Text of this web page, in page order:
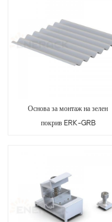
Основа за монтаж на зелен
покрив ERK-GRB